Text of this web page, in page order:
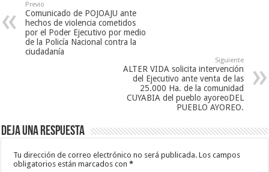
Previo
Comunicado de POJOAJU ante
hechos de violencia cometidos
por el Poder Ejecutivo por medio
de la Policía Nacional contra la
ciudadanía
Siguiente
ALTER VIDA solicita intervención
del Ejecutivo ante venta de las
25.000 Ha. de la comunidad
CUYABIA del pueblo ayoreoDEL
PUEBLO AYOREO.
Deja una respuesta
Tu dirección de correo electrónico no será publicada. Los campos
obligatorios están marcados con*